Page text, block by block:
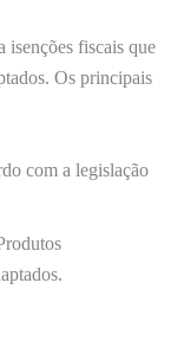
isenções fiscais que
Os principais
com a legislação